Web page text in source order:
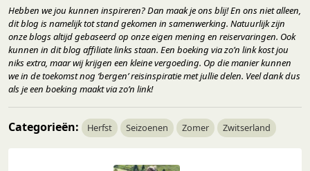
Hebben we jou kunnen inspireren? Dan maak je ons blij! En ons niet alleen,
dit blog is namelijk tot stand gekomen in samenwerking. Natuurlijk zijn
onze blogs altijd gebaseerd op onze eigen mening en reiservaringen. Ook
kunnen in dit blog affiliate links staan. Een boeking via zo’n link kost jou
niks extra, maar wij krijgen een kleine vergoeding. Op die manier kunnen
we in de toekomst nog ‘bergen’ reisinspiratie met jullie delen. Veel dank dus
als je een boeking maakt via zo’n link!
Categorieën: Herfst Seizoenen Zomer Zwitserland